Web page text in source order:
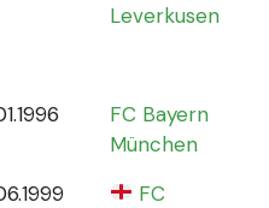
Leverkusen
FC Bayern
München
FC